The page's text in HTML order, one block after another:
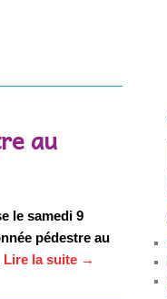
au
le samedi 9
pédestre au
Lire la suite →